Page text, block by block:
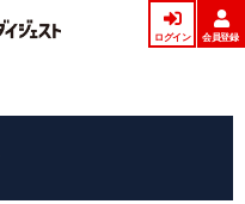
ログイン 会員登録